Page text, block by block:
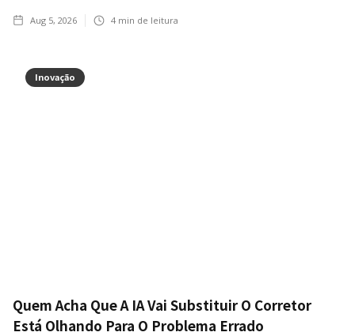
Aug 5, 2026 4 min de leitura
Inovação
Quem Acha Que A IA Vai Substituir O Corretor
Está Olhando Para O Problema Errado